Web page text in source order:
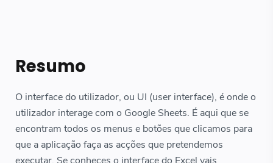
Resumo
O interface do utilizador, ou UI (user interface), é onde o
utilizador interage com o Google Sheets. É aqui que se
encontram todos os menus e botões que clicamos para
que a aplicação faça as acções que pretendemos